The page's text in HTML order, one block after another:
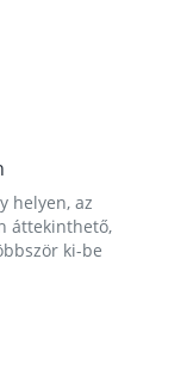
helyen, az
áttekinthető,
ki-be